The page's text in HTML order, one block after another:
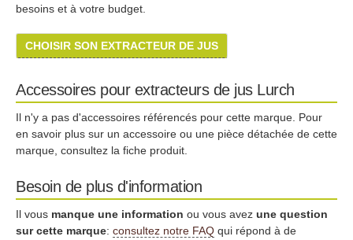
besoins et à votre budget.
CHOISIR SON EXTRACTEUR DE JUS
Accessoires pour extracteurs de jus Lurch
Il n'y a pas d'accessoires référencés pour cette marque. Pour
en savoir plus sur un accessoire ou une pièce détachée de cette
marque, consultez la fiche produit.
Besoin de plus d'information
Il vous manque une information ou vous avez une question
sur cette marque: consultez notre FAQ qui répond à de